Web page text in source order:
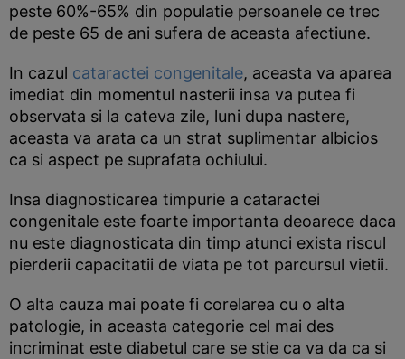
peste 60%-65% din populatie persoanele ce trec
de peste 65 de ani sufera de aceasta afectiune.
In cazul cataractei congenitale, aceasta va aparea
imediat din momentul nasterii insa va putea fi
observata si la cateva zile, luni dupa nastere,
aceasta va arata ca un strat suplimentar albicios
ca si aspect pe suprafata ochiului.
Insa diagnosticarea timpurie a cataractei
congenitale este foarte importanta deoarece daca
nu este diagnosticata din timp atunci exista riscul
pierderii capacitatii de viata pe tot parcursul vietii.
O alta cauza mai poate fi corelarea cu o alta
patologie, in aceasta categorie cel mai des
incriminat este diabetul care se stie ca va da ca si